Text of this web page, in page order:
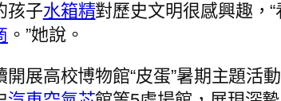
孩子水箱精對歷史文明很感興趣，
。”她說。
展高校博物館“皮蛋”暑期主題